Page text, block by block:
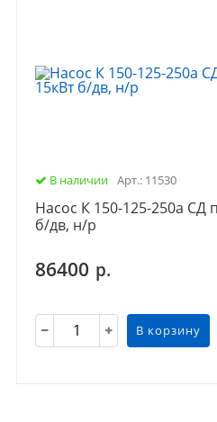
В наличии Арт.: 11530
Насос К 150-125-250а СД
б/дв, н/р
86400 р.
В корзину